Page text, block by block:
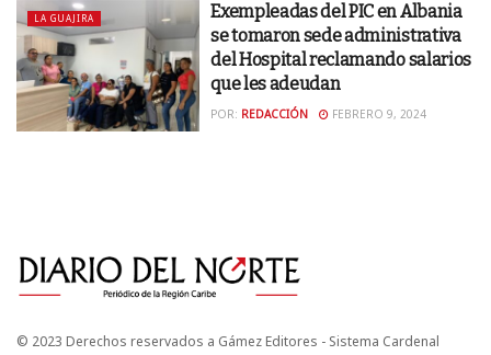
LA GUAJIRA
Exempleadas del PIC en Albania
se tomaron sede administrativa
del Hospital reclamando salarios
que les adeudan
POR: REDACCIÓN FEBRERO 9, 2024
© 2023 Derechos reservados a Gámez Editores - Sistema Cardenal